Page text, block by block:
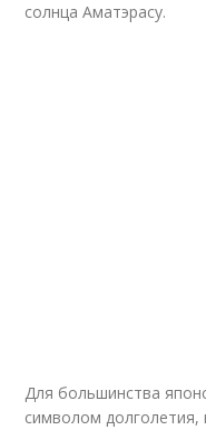
солнца Аматэрасу.
Для большинства
символом